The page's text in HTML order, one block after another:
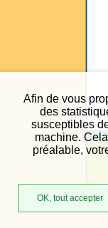
Afin de vous
des
susceptibles
machine.
préalable,
OK, tout accepter